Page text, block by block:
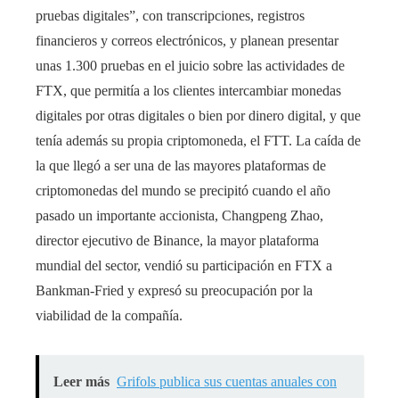
pruebas digitales”, con transcripciones, registros
financieros y correos electrónicos, y planean presentar
unas 1.300 pruebas en el juicio sobre las actividades de
FTX, que permitía a los clientes intercambiar monedas
digitales por otras digitales o bien por dinero digital, y que
tenía además su propia criptomoneda, el FTT. La caída de
la que llegó a ser una de las mayores plataformas de
criptomonedas del mundo se precipitó cuando el año
pasado un importante accionista, Changpeng Zhao,
director ejecutivo de Binance, la mayor plataforma
mundial del sector, vendió su participación en FTX a
Bankman-Fried y expresó su preocupación por la
viabilidad de la compañía.
Leer más Grifols publica sus cuentas anuales con